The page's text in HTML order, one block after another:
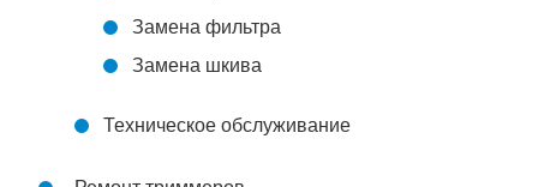
Замена фильтра
Замена шкива
Техническое обслуживание